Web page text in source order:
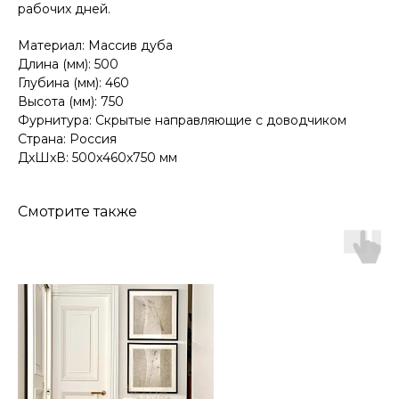
рабочих дней.
Материал: Массив дуба
Длина (мм): 500
Глубина (мм): 460
Высота (мм): 750
Фурнитура: Скрытые направляющие с доводчиком
Страна: Россия
ДxШxВ: 500x460x750 мм
Смотрите также